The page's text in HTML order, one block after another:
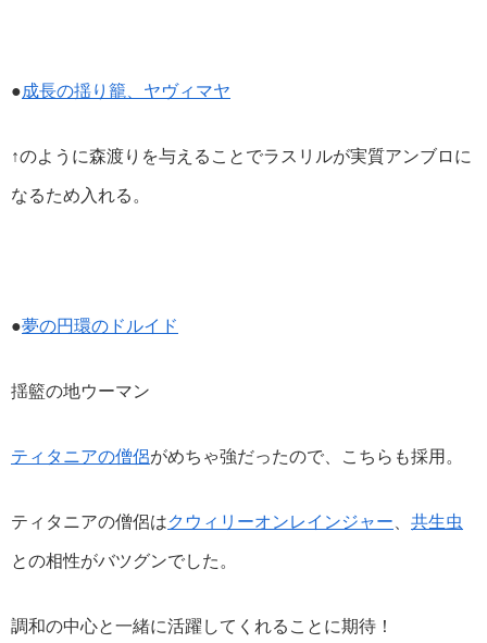
●成長の揺り籠、ヤヴィマヤ
↑のように森渡りを与えることでラスリルが実質アンブロに
なるため入れる。
●夢の円環のドルイド
揺籃の地ウーマン
ティタニアの僧侶がめちゃ強だったので、こちらも採用。
ティタニアの僧侶はクウィリーオンレインジャー 共生虫
との相性がバツグンでした。
調和の中心と一緒に活躍してくれることに期待！